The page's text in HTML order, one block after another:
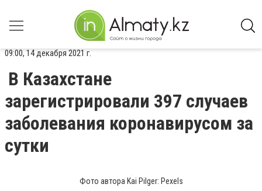
09:00, 14 декабря 2021 г.
В Казахстане
зарегистрировали 397 случаев
заболевания коронавирусом за
сутки
Фото автора Kai Pilger: Pexels